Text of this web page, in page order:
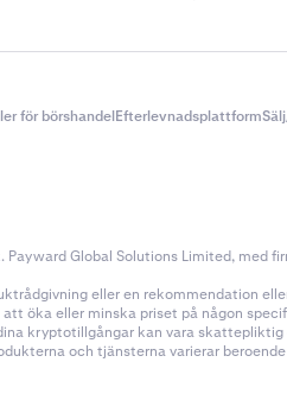
för börshandelEfterlevnadsplattform
Global Solutions Limited, med
eller en rekommendation
öka eller minska priset på någon
kryptotillgångar kan vara
och tjänsterna varierar